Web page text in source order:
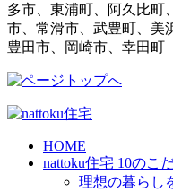
多市、東浦町、阿久比町
市、常滑市、武豊町、美
豊田市、岡崎市、幸田町
HOME
nattoku住宅 10のこ
理想の暮らし